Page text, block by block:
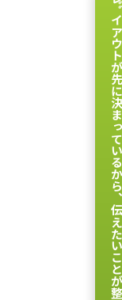
レイアウトが